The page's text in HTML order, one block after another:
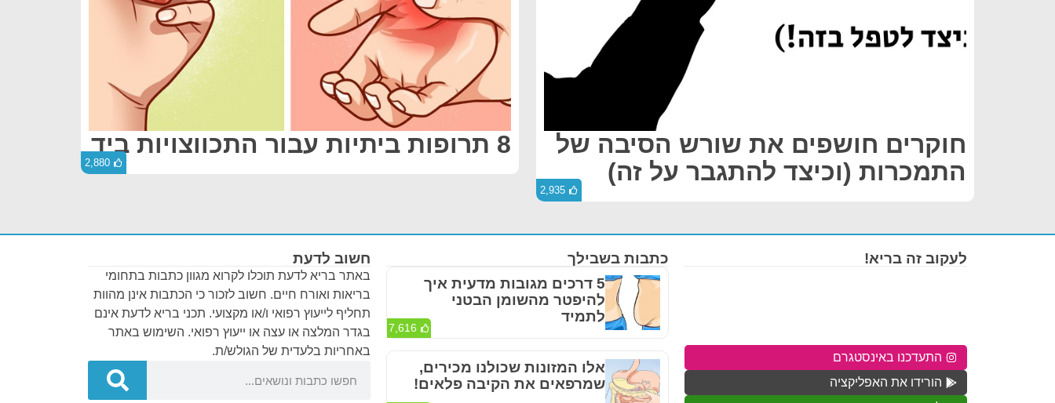
חוקרים חושפים את שורש הסיבה של
התמכרות (וכיצד להתגבר על זה)
2,935
8 תרופות ביתיות עבור התכווצויות ביד
2,880
חשוב לדעת
באתר בריא לדעת תוכלו לקרוא מגוון כתבות בתחומי
בריאות ואורח חיים. חשוב לזכור כי הכתבות אינן מהוות
תחליף לייעוץ רפואי ו/או מקצועי. תכני בריא לדעת אינם
בגדר המלצה או עצה או ייעוץ רפואי. השימוש באתר
באחריות בלעדית של הגולש/ת.
כתבות בשבילך
5 דרכים מגובות מדעית איך
להיפטר מהשומן הבטני
לתמיד
7,616
אלו המזונות שכולנו מכירים,
שמרפאים את הקיבה פלאים!
לעקוב זה בריא!
התעדכנו באינסטגרם
הורידו את האפליקציה